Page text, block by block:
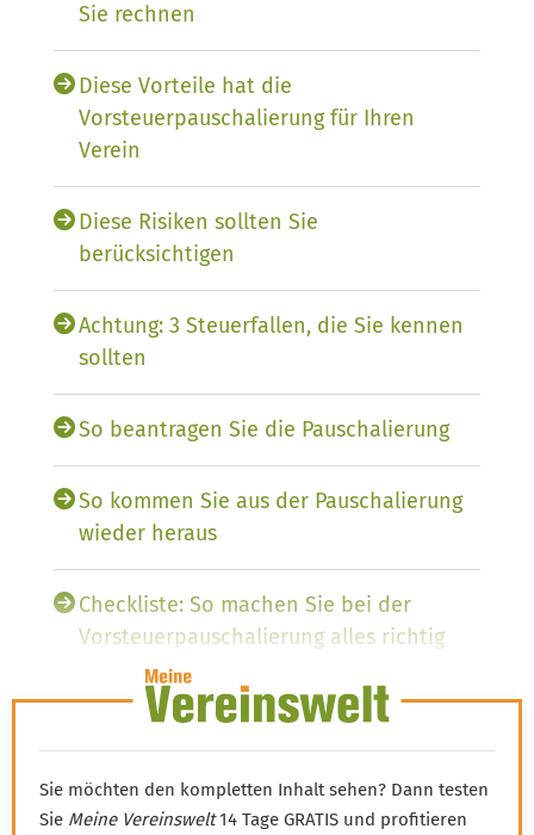
Sie rechnen
Diese Vorteile hat die
Vorsteuerpauschalierung für Ihren
Verein
Diese Risiken sollten Sie
berücksichtigen
Achtung: 3 Steuerfallen, die Sie kennen
sollten
So beantragen Sie die Pauschalierung
So kommen Sie aus der Pauschalierung
wieder heraus
Checkliste: So machen Sie bei der
Vorsteuerpauschalierung alles richtig
Sie möchten den kompletten Inhalt sehen? Dann testen
Sie Meine Vereinswelt14 Tage GRATIS und profitieren